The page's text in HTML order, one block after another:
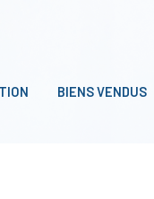
BIENS VENDUS